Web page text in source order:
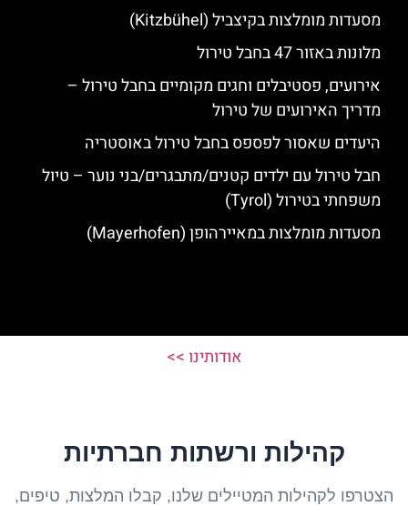
מסעדות מומלצות בקיצביל (Kitzbühel)
מלונות באזור 47 בחבל טירול
אירועים, פסטיבלים וחגים מקומיים בחבל טירול –
מדריך האירועים של טירול
היעדים שאסור לפספס בחבל טירול באוסטריה
חבל טירול עם ילדים קטנים/מתבגרים/בני נוער – טיול
משפחתי בטירול (Tyrol)
מסעדות מומלצות במאיירהופן (Mayerhofen)
אודותינו >>
קהילות ורשתות חברתיות
הצטרפו לקהילות המטיילים שלנו, קבלו המלצות, טיפים,